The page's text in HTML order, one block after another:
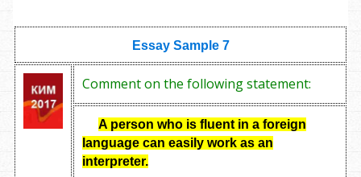
Essay Sample7
Comment on the following statement:
A person who is fluent in a foreign
language can easily work as an
interpreter.